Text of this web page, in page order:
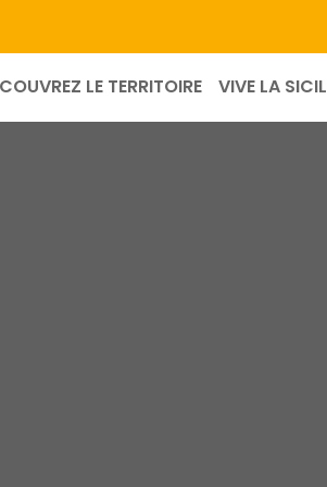
LE TERRITOIRE VIVE LA